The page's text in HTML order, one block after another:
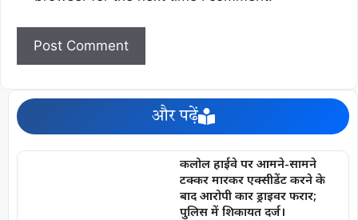
और पढ़ें
कलोल हाईवे पर आमने-सामने
टक्कर मारकर एक्सीडेंट करने के
बाद आरोपी कार ड्राइवर फरार;
पुलिस में शिकायत दर्ज।